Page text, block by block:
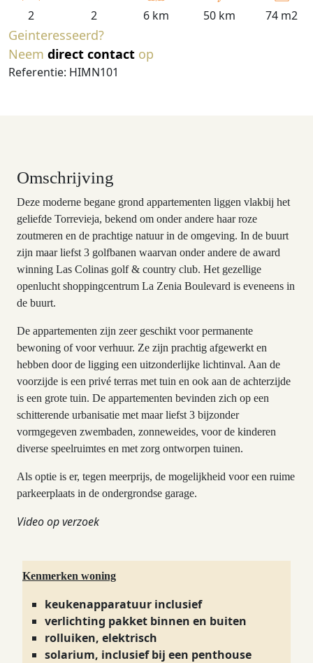
2 2 6 km 50 km 74 m2
Geinteresseerd?
Neem direct contact op
Referentie: HIMN101
Omschrijving
Deze moderne begane grond appartementen liggen vlakbij het
geliefde Torrevieja, bekend om onder andere haar roze
zoutmeren en de prachtige natuur in de omgeving. In de buurt
zijn maar liefst 3 golfbanen waarvan onder andere de award
winning Las Colinas golf & country club. Het gezellige
openlucht shoppingcentrum La Zenia Boulevard is eveneens in
de buurt.
De appartementen zijn zeer geschikt voor permanente
bewoning of voor verhuur. Ze zijn prachtig afgewerkt en
hebben door de ligging een uitzonderlijke lichtinval. Aan de
voorzijde is een privé terras met tuin en ook aan de achterzijde
is een grote tuin. De appartementen bevinden zich op een
schitterende urbanisatie met maar liefst 3 bijzonder
vormgegeven zwembaden, zonneweides, voor de kinderen
diverse speelruimtes en met zorg ontworpen tuinen.
Als optie is er, tegen meerprijs, de mogelijkheid voor een ruime
parkeerplaats in de ondergrondse garage.
Video op verzoek
Kenmerken woning
keukenapparatuur inclusief
verlichting pakket binnen en buiten
rolluiken, elektrisch
solarium, inclusief bij een penthouse